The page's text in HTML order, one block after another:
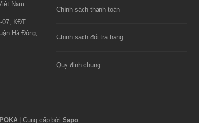
Nam
07, KĐT
Hà Đông,
Chính sách thanh toán
Chính sách đổi trả hàng
Quy định chung
Cung cấp bởi Sapo